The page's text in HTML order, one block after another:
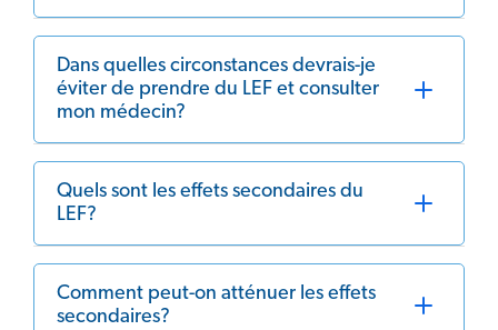
Dans quelles circonstances devrais-je
éviter de prendre du LEF et consulter
mon médecin?
Quels sont les effets secondaires du
LEF?
Comment peut-on atténuer les effets
secondaires?